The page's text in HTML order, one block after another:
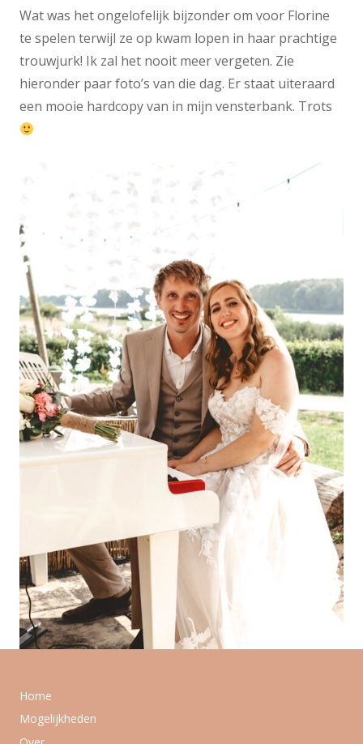
Wat was het ongelofelijk bijzonder om voor Florine
te spelen terwijl ze op kwam lopen in haar prachtige
trouwjurk! Ik zal het nooit meer vergeten. Zie
hieronder paar foto’s van die dag. Er staat uiteraard
een mooie hardcopy van in mijn vensterbank. Trots
Home
Mogelijkheden